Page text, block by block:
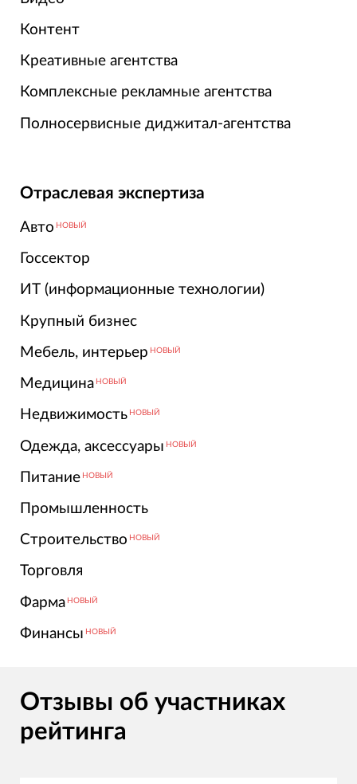
Контент
Креативные агентства
Комплексные рекламные агентства
Полносервисные диджитал-агентства
Отраслевая экспертиза
Авто НОВЫЙ
Госсектор
ИТ (информационные технологии)
Крупный бизнес
Мебель, интерьер НОВЫЙ
Медицина НОВЫЙ
Недвижимость НОВЫЙ
Одежда, аксессуары НОВЫЙ
Питание НОВЫЙ
Промышленность
Строительство НОВЫЙ
Торговля
Фарма НОВЫЙ
Финансы НОВЫЙ
Отзывы об участниках
рейтинга